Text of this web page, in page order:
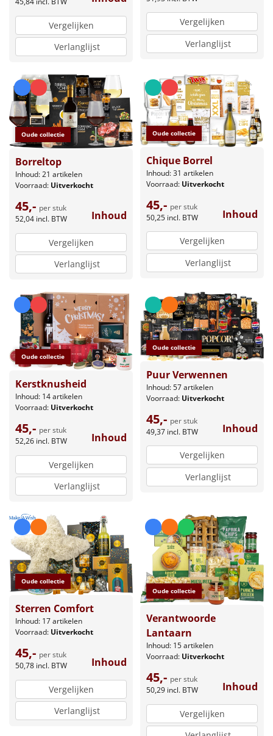
Vergelijken
Verlanglijst
Vergelijken
Verlanglijst
Oude collectie
Borreltop
Inhoud: 21 artikelen
Voorraad: Uitverkocht
45,- per stuk
52,04 incl. BTW Inhoud
Vergelijken
Verlanglijst
Oude collectie
Chique Borrel
Inhoud: 31 artikelen
Voorraad: Uitverkocht
45,- per stuk
50,25 incl. BTW Inhoud
Vergelijken
Verlanglijst
Oude collectie
Kerstknusheid
Inhoud: 14 artikelen
Voorraad: Uitverkocht
45,- per stuk
52,26 incl. BTW Inhoud
Vergelijken
Verlanglijst
Oude collectie
Puur Verwennen
Inhoud: 57 artikelen
Voorraad: Uitverkocht
45,- per stuk
49,37 incl. BTW Inhoud
Vergelijken
Verlanglijst
Oude collectie
Sterren Comfort
Inhoud: 17 artikelen
Voorraad: Uitverkocht
45,- per stuk
50,78 incl. BTW Inhoud
Vergelijken
Verlanglijst
Oude collectie
Verantwoorde
Lantaarn
Inhoud: 15 artikelen
Voorraad: Uitverkocht
45,- per stuk
50,29 incl. BTW Inhoud
Vergelijken